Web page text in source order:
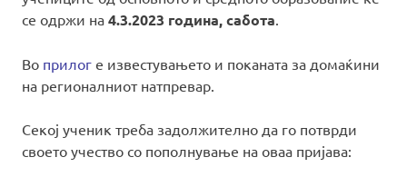
се одржи на 4.3.2023 година, сабота.
Во прилог е известувањето и поканата за домаќини
на регионалниот натпревар.
Секој ученик треба задолжително да го потврди
своето учество со пополнување на оваа пријава: